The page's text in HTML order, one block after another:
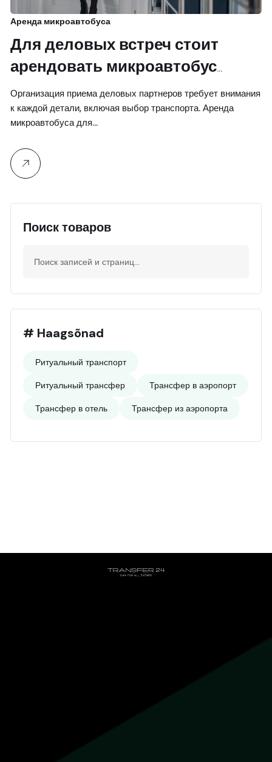
Аренда микроавтобуса
Для деловых встреч стоит
арендовать микроавтобус
Mercedes V-Class
Организация приема деловых партнеров требует внимания
к каждой детали, включая выбор транспорта. Аренда
микроавтобуса для…
Поиск товаров
# Haagsõnad
Ритуальный транспорт
Ритуальный трансфер Трансфер в аэропорт
Трансфер в отель Трансфер из аэропорта